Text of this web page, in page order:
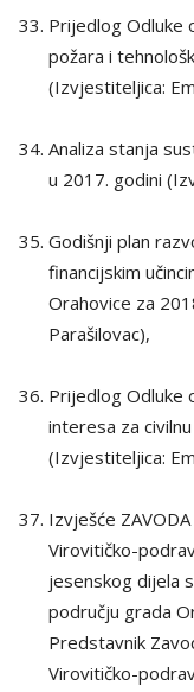
Prijedlog Odluke
požara i
(Izvjestiteljica:
Analiza stanja
u 2017. godini
Godišnji plan
financijskim
Orahovice za
Parašilovac),
Prijedlog Odluke
interesa za
(Izvjestiteljica:
Izvješće ZAVODA
Virovitičko-
jesenskog dijela
području grada
Predstavnik
Virovitičko-